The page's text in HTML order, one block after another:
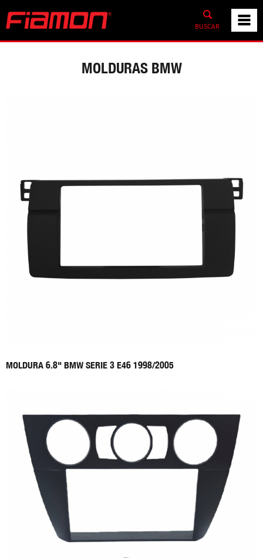
BUSCAR
MOLDURAS BMW
MOLDURA 6.8" BMW SERIE 3 E46 1998/2005